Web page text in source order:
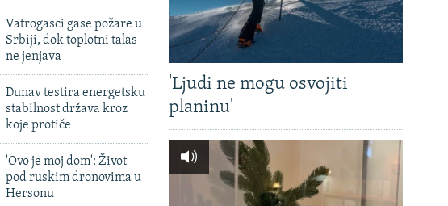
Vatrogasci gase požare u
Srbiji, dok toplotni talas
ne jenjava
Dunav testira energetsku
stabilnost država kroz
koje protiče
'Ovo je moj dom': Život
pod ruskim dronovima u
Hersonu
'Ljudi ne mogu osvojiti
planinu'